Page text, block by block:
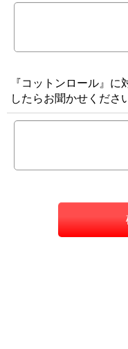
『コットンロール』
したらお聞かせくださ